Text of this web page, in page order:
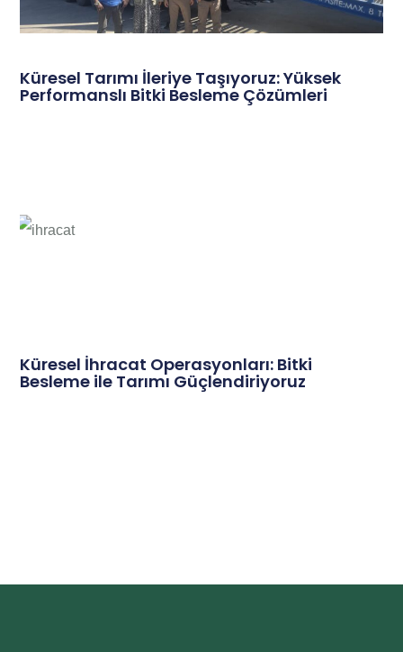
Küresel Tarımı İleriye Taşıyoruz: Yüksek
Performanslı Bitki Besleme Çözümleri
Küresel İhracat Operasyonları: Bitki
Besleme ile Tarımı Güçlendiriyoruz